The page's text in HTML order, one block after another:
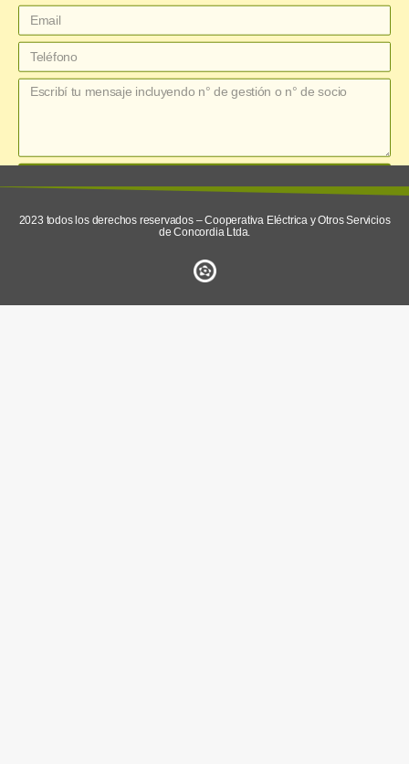
2023 todos los derechos reservados – Cooperativa Eléctrica y Otros Servicios
de Concordia Ltda.